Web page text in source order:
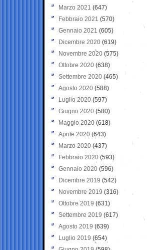
Marzo 2021 (647)
Febbraio 2021 (570)
Gennaio 2021 (605)
Dicembre 2020 (619)
Novembre 2020 (575)
Ottobre 2020 (638)
Settembre 2020(465)
Agosto 2020 (588)
Luglio 2020 (597)
Giugno 2020 (580)
Maggio 2020 (618)
Aprile 2020 (643)
Marzo 2020 (437)
Febbraio 2020 (593)
Gennaio 2020 (596)
Dicembre 2019 (542)
Novembre 2019 (316)
Ottobre 2019 (631)
Settembre 2019 (617)
Agosto 2019 (639)
Luglio 2019 (654)